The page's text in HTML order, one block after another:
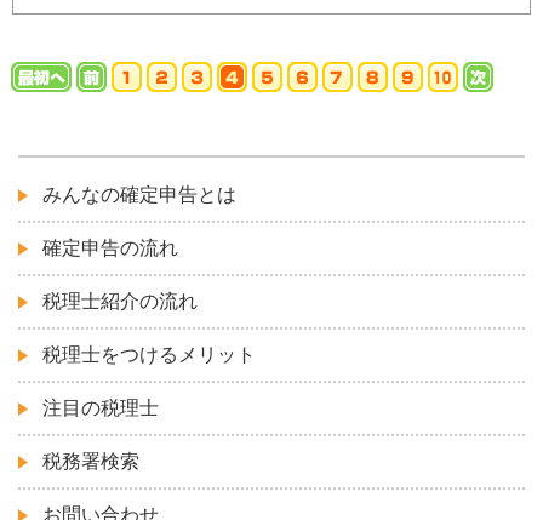
みんなの確定申告とは
確定申告の流れ
税理士紹介の流れ
税理士をつけるメリット
注目の税理士
税務署検索
お問い合わせ